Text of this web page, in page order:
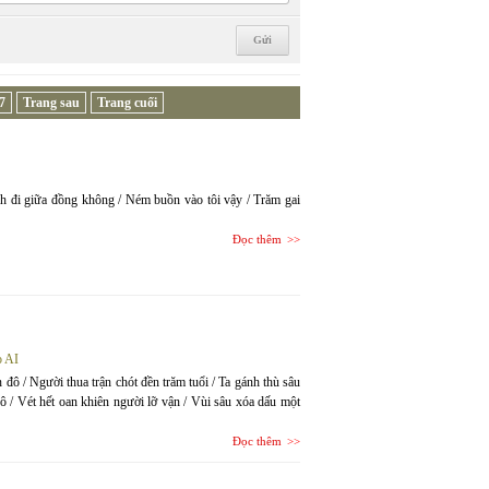
7 Trang sau Trang cuối
đi giữa đồng không / Ném buồn vào tôi vậy / Trăm gai
Đọc thêm
AI
/ Người thua trận chót đền trăm tuổi / Ta gánh thù sâu
Vét hết oan khiên người lỡ vận / Vùi sâu xóa dấu một
Đọc thêm